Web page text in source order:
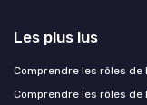
Les plus lus
Comprendre les rôles de
Comprendre les rôles de